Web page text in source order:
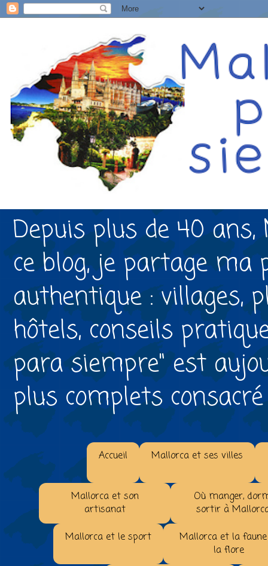
Depuis plus de 40
ce blog, je partage
authentique : villages,
hôtels, conseils
para siempre" est
plus complets consacré
Accueil Mallorca et ses villes
Mallorca et son
artisanat
Où manger,
sortir à
Mallorca et le sport
Mallorca et la
la flore